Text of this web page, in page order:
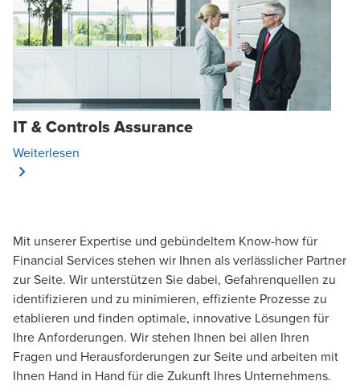
IT & Controls Assurance
Weiterlesen
Mit unserer Expertise und gebündeltem Know-how für
Financial Services stehen wir Ihnen als verlässlicher Partner
zur Seite. Wir unterstützen Sie dabei, Gefahrenquellen zu
identifizieren und zu minimieren, effiziente Prozesse zu
etablieren und finden optimale, innovative Lösungen für
Ihre Anforderungen. Wir stehen Ihnen bei allen Ihren
Fragen und Herausforderungen zur Seite und arbeiten mit
Ihnen Hand in Hand für die Zukunft Ihres Unternehmens.